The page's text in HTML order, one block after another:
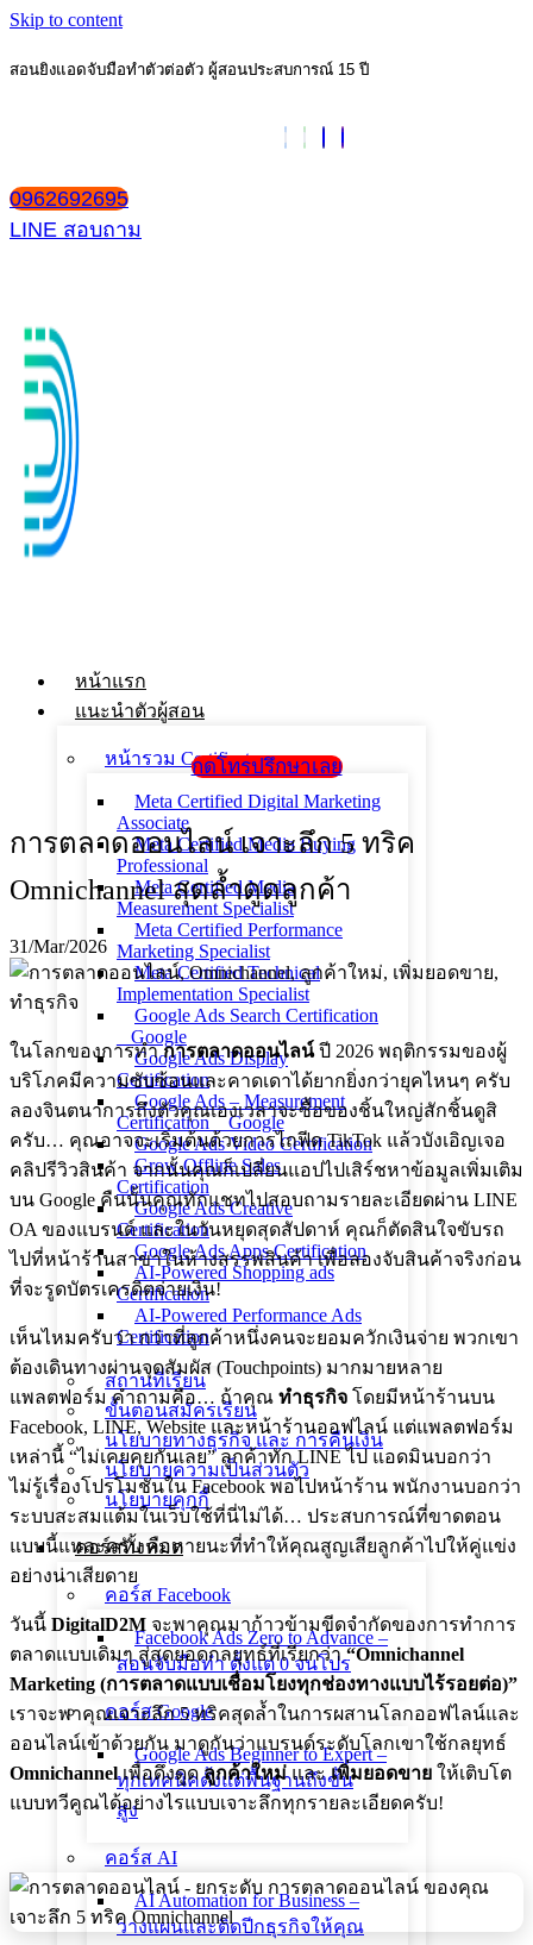
Skip to content
สอนยิงแอดจับมือทำตัวต่อตัว ผู้สอนประสบการณ์ 15 ปี
0962692695
LINE สอบถาม
หน้าแรก
แนะนำตัวผู้สอน
หน้ารวม Certificate
Meta Certified Digital Marketing
Associate
Meta Certified Media Buying
Professional
Meta Certified Media
Measurement Specialist
Meta Certified Performance
Marketing Specialist
Meta Certified Technical
Implementation Specialist
Google Ads Search Certification
_ Google
Google Ads Display
Certification
Google Ads – Measurement
Certification _ Google
Google Ads Video Certification
Grow Offline Sales
Certification
Google Ads Creative
Certification
Google Ads Apps Certification
AI-Powered Shopping ads
Certification
AI-Powered Performance Ads
Certification
สถานที่เรียน
ขั้นตอนสมัครเรียน
นโยบายทางธุรกิจ และ การคืนเงิน
นโยบายความเป็นส่วนตัว
นโยบายคุกกี้
คอร์สทั้งหมด
คอร์ส Facebook
Facebook Ads Zero to Advance –
สอนจับมือทำ ตั้งแต่ 0 จนโปร
คอร์ส Google
Google Ads Beginner to Expert –
ทุกเทคนิคตั้งแต่พื้นฐานถึงขั้น
สูง
คอร์ส AI
AI Automation for Business –
วางแผนและติดปีกธุรกิจให้คุณ
กดโทรปรึกษาเลย
การตลาดออนไลน์ เจาะลึก 5 ทริค
Omnichannel สุดล้ำดูดลูกค้า
31/Mar/2026
ในโลกของการทำการตลาดออนไลน์ปี 2026 พฤติกรรมของผู้
บริโภคมีความซับซ้อนและคาดเดาได้ยากยิ่งกว่ายุคไหนๆ ครับ
ลองจินตนาการถึงตัวคุณเองเวลาจะซื้อของชิ้นใหญ่สักชิ้นดูสิ
ครับ… คุณอาจจะเริ่มต้นด้วยการไถฟีด TikTok แล้วบังเอิญเจอ
คลิปรีวิวสินค้า จากนั้นคุณก็เปลี่ยนแอปไปเสิร์ชหาข้อมูลเพิ่มเติม
บน Google คืนนั้นคุณทักแชทไปสอบถามรายละเอียดผ่าน LINE
OA ของแบรนด์ และในวันหยุดสุดสัปดาห์ คุณก็ตัดสินใจขับรถ
ไปที่หน้าร้านสาขาในห้างสรรพสินค้า เพื่อลองจับสินค้าจริงก่อน
ที่จะรูดบัตรเครดิตจ่ายเงิน!
เห็นไหมครับว่า กว่าที่ลูกค้าหนึ่งคนจะยอมควักเงินจ่าย พวกเขา
ต้องเดินทางผ่านจุดสัมผัส (Touchpoints) มากมายหลาย
แพลตฟอร์ม คำถามคือ… ถ้าคุณ ทำธุรกิจ โดยมีหน้าร้านบน
Facebook, LINE, Website และหน้าร้านออฟไลน์ แต่แพลตฟอร์ม
เหล่านี้ “ไม่เคยคุยกันเลย” ลูกค้าทัก LINE ไป แอดมินบอกว่า
ไม่รู้เรื่องโปรโมชั่นใน Facebook พอไปหน้าร้าน พนักงานบอกว่า
ระบบสะสมแต้มในเว็บใช้ที่นี่ไม่ได้… ประสบการณ์ที่ขาดตอน
แบบนี้แหละครับ คือหายนะที่ทำให้คุณสูญเสียลูกค้าไปให้คู่แข่ง
อย่างน่าเสียดาย
วันนี้ DigitalD2M จะพาคุณมาก้าวข้ามขีดจำกัดของการทำการ
ตลาดแบบเดิมๆ สู่สุดยอดกลยุทธ์ที่เรียกว่า “Omnichannel
Marketing (การตลาดแบบเชื่อมโยงทุกช่องทางแบบไร้รอยต่อ)”
เราจะพาคุณเจาะลึก 5 ทริคสุดล้ำในการผสานโลกออฟไลน์และ
ออนไลน์เข้าด้วยกัน มาดูกันว่าแบรนด์ระดับโลกเขาใช้กลยุทธ์
Omnichannelเพื่อดึงดูดลูกค้าใหม่และเพิ่มยอดขาย ให้เติบโต
แบบทวีคูณได้อย่างไรแบบเจาะลึกทุกรายละเอียดครับ!